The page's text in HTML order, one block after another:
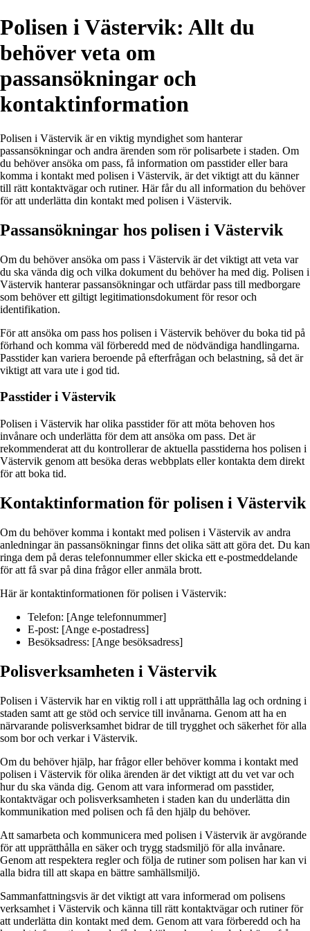
Polisen i Västervik: Allt du
behöver veta om
passansökningar och
kontaktinformation
Polisen i Västervik är en viktig myndighet som hanterar
passansökningar och andra ärenden som rör polisarbete i staden. Om
du behöver ansöka om pass, få information om passtider eller bara
komma i kontakt med polisen i Västervik, är det viktigt att du känner
till rätt kontaktvägar och rutiner. Här får du all information du behöver
för att underlätta din kontakt med polisen i Västervik.
Passansökningar hos polisen i Västervik
Om du behöver ansöka om pass i Västervik är det viktigt att veta var
du ska vända dig och vilka dokument du behöver ha med dig. Polisen i
Västervik hanterar passansökningar och utfärdar pass till medborgare
som behöver ett giltigt legitimationsdokument för resor och
identifikation.
För att ansöka om pass hos polisen i Västervik behöver du boka tid på
förhand och komma väl förberedd med de nödvändiga handlingarna.
Passtider kan variera beroende på efterfrågan och belastning, så det är
viktigt att vara ute i god tid.
Passtider i Västervik
Polisen i Västervik har olika passtider för att möta behoven hos
invånare och underlätta för dem att ansöka om pass. Det är
rekommenderat att du kontrollerar de aktuella passtiderna hos polisen i
Västervik genom att besöka deras webbplats eller kontakta dem direkt
för att boka tid.
Kontaktinformation för polisen i Västervik
Om du behöver komma i kontakt med polisen i Västervik av andra
anledningar än passansökningar finns det olika sätt att göra det. Du kan
ringa dem på deras telefonnummer eller skicka ett e-postmeddelande
för att få svar på dina frågor eller anmäla brott.
Här är kontaktinformationen för polisen i Västervik:
Telefon: [Ange telefonnummer]
E-post: [Ange e-postadress]
Besöksadress: [Ange besöksadress]
Polisverksamheten i Västervik
Polisen i Västervik har en viktig roll i att upprätthålla lag och ordning i
staden samt att ge stöd och service till invånarna. Genom att ha en
närvarande polisverksamhet bidrar de till trygghet och säkerhet för alla
som bor och verkar i Västervik.
Om du behöver hjälp, har frågor eller behöver komma i kontakt med
polisen i Västervik för olika ärenden är det viktigt att du vet var och
hur du ska vända dig. Genom att vara informerad om passtider,
kontaktvägar och polisverksamheten i staden kan du underlätta din
kommunikation med polisen och få den hjälp du behöver.
Att samarbeta och kommunicera med polisen i Västervik är avgörande
för att upprätthålla en säker och trygg stadsmiljö för alla invånare.
Genom att respektera regler och följa de rutiner som polisen har kan vi
alla bidra till att skapa en bättre samhällsmiljö.
Sammanfattningsvis är det viktigt att vara informerad om polisens
verksamhet i Västervik och känna till rätt kontaktvägar och rutiner för
att underlätta din kontakt med dem. Genom att vara förberedd och ha